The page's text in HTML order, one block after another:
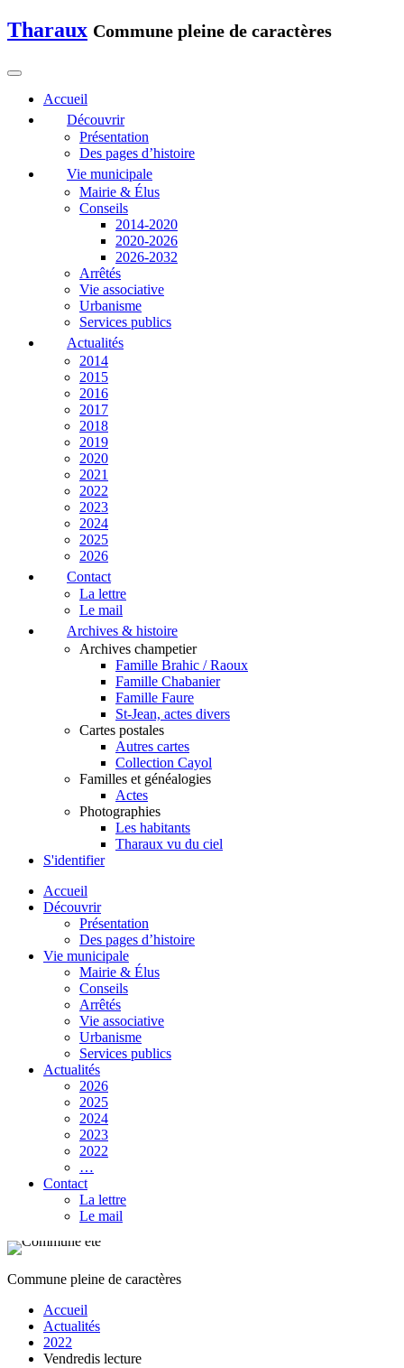
Tharaux Commune pleine de caractères
Accueil
Découvrir
Présentation
Des pages d’histoire
Vie municipale
Mairie & Élus
Conseils
2014-2020
2020-2026
2026-2032
Arrêtés
Vie associative
Urbanisme
Services publics
Actualités
2014
2015
2016
2017
2018
2019
2020
2021
2022
2023
2024
2025
2026
Contact
La lettre
Le mail
Archives & histoire
Archives champetier
Famille Brahic / Raoux
Famille Chabanier
Famille Faure
St-Jean, actes divers
Cartes postales
Autres cartes
Collection Cayol
Familles et généalogies
Actes
Photographies
Les habitants
Tharaux vu du ciel
S'identifier
Accueil
Découvrir
Présentation
Des pages d’histoire
Vie municipale
Mairie & Élus
Conseils
Arrêtés
Vie associative
Urbanisme
Services publics
Actualités
2026
2025
2024
2023
2022
…
Contact
La lettre
Le mail
Commune pleine de caractères
Accueil
Actualités
2022
Vendredis lecture